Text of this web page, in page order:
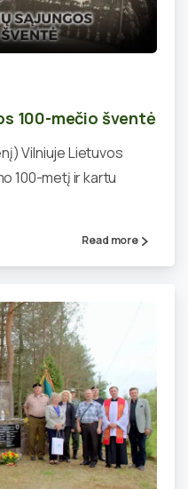
0
100-mečio šventė
Vilniuje Lietuvos
100-metį ir kartu
Read more